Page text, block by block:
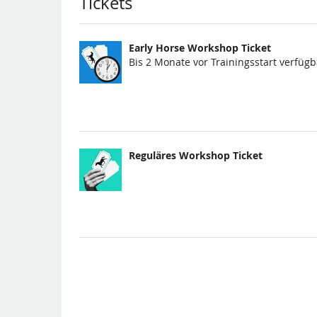
Early Horse Workshop Ticket
Bis 2 Monate vor Trainingsstart
Reguläres Workshop Ticket